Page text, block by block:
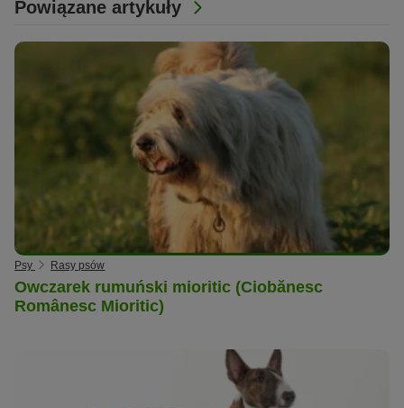
Powiązane artykuły
Psy Rasy psów
Owczarek rumuński mioritic (Ciobănesc
Românesc Mioritic)